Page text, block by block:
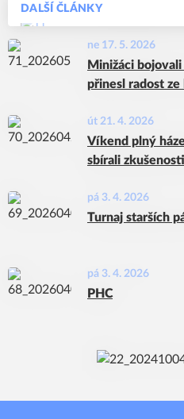
DALŠÍ ČLÁNKY
ne 17. 5. 2026
Minižáci
přinesl radost
út 21. 4. 2026
Víkend plný
sbírali
pá 3. 4. 2026
Turnaj starších
pá 3. 4. 2026
PHC